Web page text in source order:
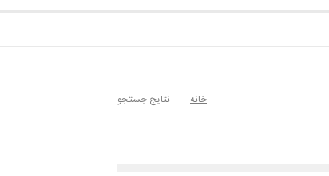
خانه نتایج جستجو